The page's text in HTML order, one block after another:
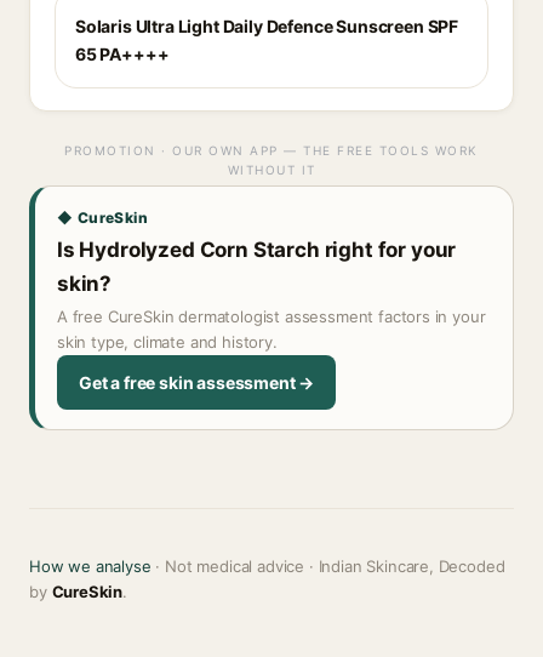
Solaris Ultra Light Daily Defence Sunscreen SPF
65 PA++++
PROMOTION · OUR OWN APP — THE FREE TOOLS WORK
WITHOUT IT
◆ CureSkin
Is Hydrolyzed Corn Starch right for your
skin?
A free CureSkin dermatologist assessment factors in your
skin type, climate and history.
Get a free skin assessment →
How we analyse · Not medical advice · Indian Skincare, Decoded
by CureSkin.